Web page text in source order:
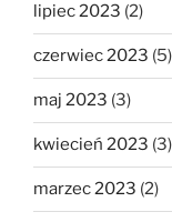
lipiec 2023 (2)
czerwiec 2023 (5)
maj 2023 (3)
kwiecień 2023 (3)
marzec 2023 (2)